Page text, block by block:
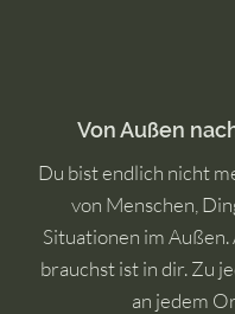
Von Außen
Du bist endlich nicht
von Menschen,
Situationen im Außen.
brauchst ist in dir. Zu
an jedem